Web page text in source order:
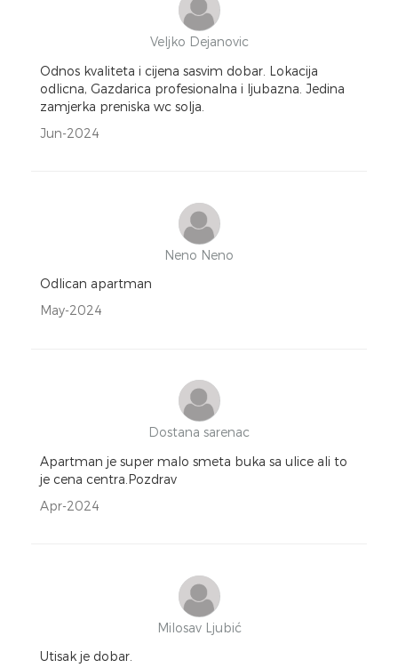
Veljko Dejanovic
Odnos kvaliteta i cijena sasvim dobar. Lokacija
odlicna, Gazdarica profesionalna i ljubazna. Jedina
zamjerka preniska wc solja.
Jun-2024
Neno Neno
Odlican apartman
May-2024
Dostana sarenac
Apartman je super malo smeta buka sa ulice ali to
je cena centra.Pozdrav
Apr-2024
Milosav Ljubić
Utisak je dobar.